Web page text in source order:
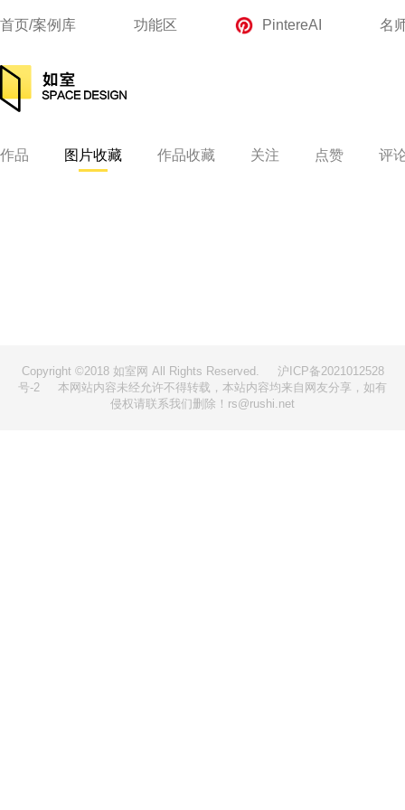
首页/案例库 功能区 PintereAI 名
作品 图片收藏 作品收藏 关注 点赞 评
Copyright ©2018 如室网 All Rights Reserved. 沪ICP备2021012528
号-2 本网站内容未经允许不得转载，本站内容均来自网友分享，如有
侵权请联系我们删除！rs@rushi.net